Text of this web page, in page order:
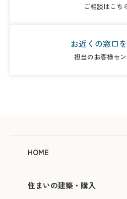
ご相談はこち
お近くの窓口
担当のお客様セ
HOME
住まいの建築・購入